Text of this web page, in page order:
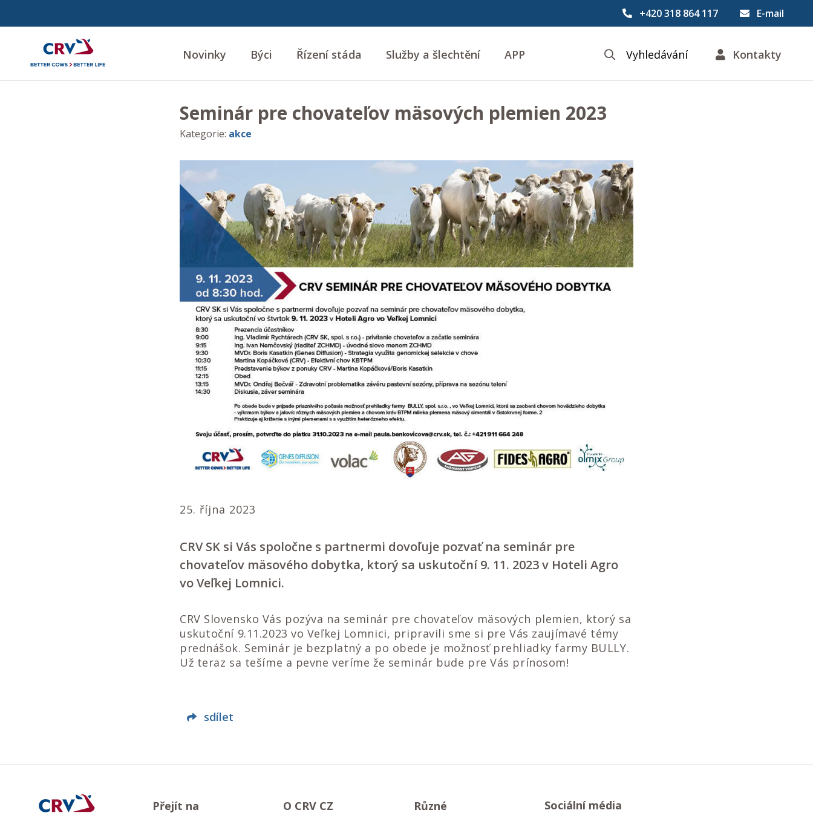
+420 318 864 117 E-mail
Novinky Býci Řízení stáda Služby a šlechtění APP Vyhledávání Kontakty
Seminár pre chovateľov mäsových plemien 2023
Kategorie: akce
25. října 2023
CRV SK si Vás spoločne s partnermi dovoľuje pozvať na seminár pre
chovateľov mäsového dobytka, ktorý sa uskutoční 9. 11. 2023 v Hoteli Agro
vo Veľkej Lomnici.
CRV Slovensko Vás pozýva na seminár pre chovateľov mäsových plemien, ktorý sa
uskutoční 9.11.2023 vo Veľkej Lomnici, pripravili sme si pre Vás zaujímavé témy
prednášok. Seminár je bezplatný a po obede je možnosť prehliadky farmy BULLY.
Už teraz sa tešíme a pevne veríme že seminár bude pre Vás prínosom!
sdílet
Přejít na O CRV CZ Různé Sociální média